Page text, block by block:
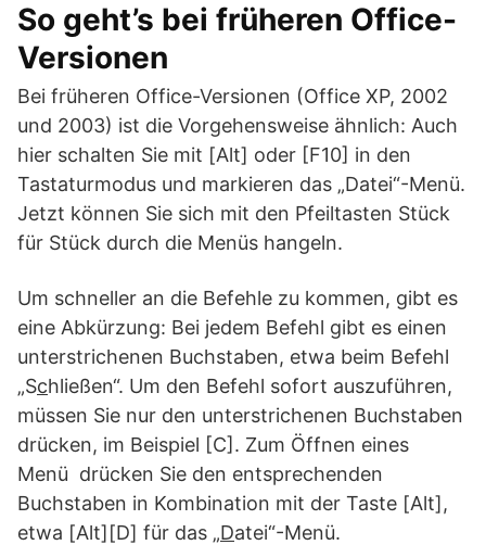
So geht’s bei früheren Office-
Versionen
Bei früheren Office-Versionen (Office XP, 2002
und 2003) ist die Vorgehensweise ähnlich: Auch
hier schalten Sie mit [Alt] oder [F10] in den
Tastaturmodus und markieren das „Datei“-Menü.
Jetzt können Sie sich mit den Pfeiltasten Stück
für Stück durch die Menüs hangeln.
Um schneller an die Befehle zu kommen, gibt es
eine Abkürzung: Bei jedem Befehl gibt es einen
unterstrichenen Buchstaben, etwa beim Befehl
„Schließen“. Um den Befehl sofort auszuführen,
müssen Sie nur den unterstrichenen Buchstaben
drücken, im Beispiel [C]. Zum Öffnen eines
Menü drücken Sie den entsprechenden
Buchstaben in Kombination mit der Taste [Alt],
etwa [Alt][D] für das „Datei“-Menü.